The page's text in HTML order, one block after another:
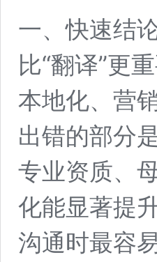
一、快速结
比“翻译”更
本地化、营
出错的部分
专业资质、
化能显著提
沟通时最容